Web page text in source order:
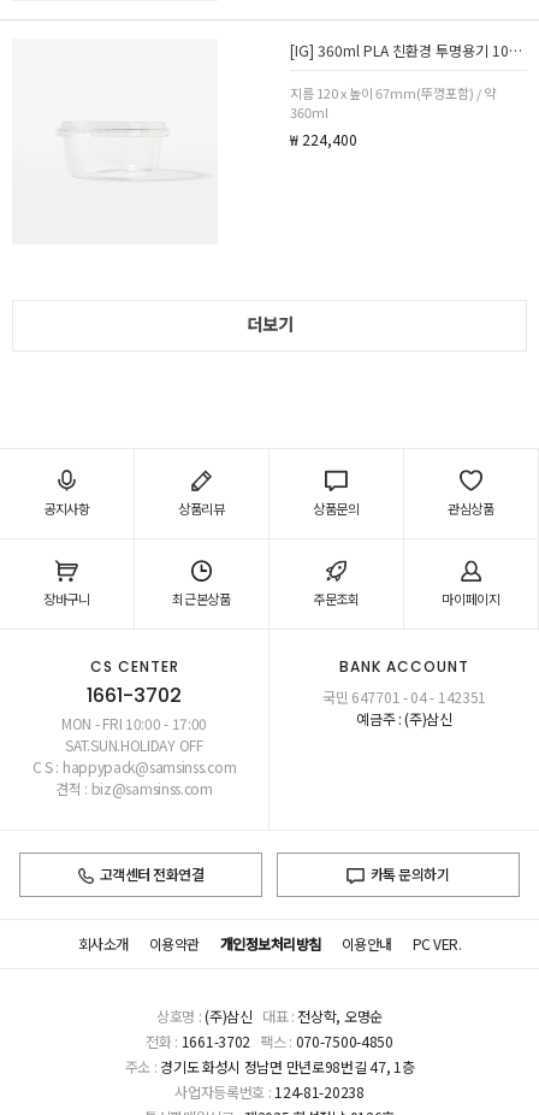
[IG] 360ml PLA 친환경 투명용기 1000세트
지름 120 x 높이 67mm(뚜껑포함) / 약
360ml
₩ 224,400
더보기
공지사항 상품리뷰 상품문의 관심상품
장바구니 최근본상품 주문조회 마이페이지
CS CENTER
1661-3702
MON - FRI 10:00 - 17:00
SAT.SUN.HOLIDAY OFF
C S : happypack@samsinss.com
견적 : biz@samsinss.com
BANK ACCOUNT
국민 647701 - 04 - 142351
예금주 : (주)삼신
고객센터 전화연결 카톡 문의하기
회사소개 이용약관 개인정보처리방침 이용안내 PC VER.
상호명 :(주)삼신 대표 : 전상학, 오명순
전화 : 1661-3702 팩스 : 070-7500-4850
주소 : 경기도 화성시 정남면 만년로98번길 47, 1층
사업자등록번호 : 124-81-20238